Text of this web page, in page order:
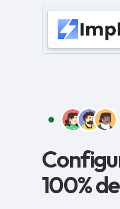
100%